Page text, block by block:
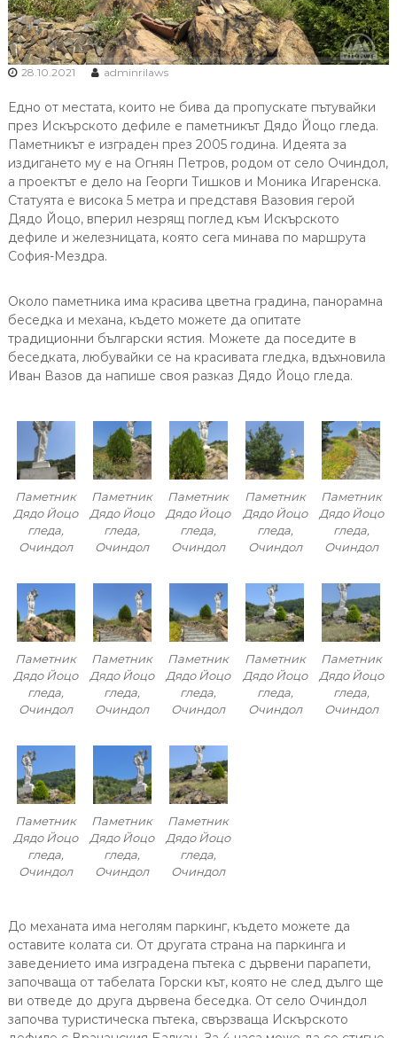
28.10.2021 adminrilaws
Едно от местата, които не бива да пропускате пътувайки
през Искърското дефиле е паметникът Дядо Йоцо гледа.
Паметникът е изграден през 2005 година. Идеята за
издигането му е на Огнян Петров, родом от село Очиндол,
а проектът е дело на Георги Тишков и Моника Игаренска.
Статуята е висока 5 метра и представя Вазовия герой
Дядо Йоцо, вперил незрящ поглед към Искърското
дефиле и железницата, която сега минава по маршрута
София-Мездра.
Около паметника има красива цветна градина, панорамна
беседка и механа, където можете да опитате
традиционни български ястия. Можете да поседите в
беседката, любувайки се на красивата гледка, вдъхновила
Иван Вазов да напише своя разказ Дядо Йоцо гледа.
Паметник
Дядо Йоцо
гледа,
Очиндол
Паметник
Дядо Йоцо
гледа,
Очиндол
Паметник
Дядо Йоцо
гледа,
Очиндол
Паметник
Дядо Йоцо
гледа,
Очиндол
Паметник
Дядо Йоцо
гледа,
Очиндол
Паметник
Дядо Йоцо
гледа,
Очиндол
Паметник
Дядо Йоцо
гледа,
Очиндол
Паметник
Дядо Йоцо
гледа,
Очиндол
Паметник
Дядо Йоцо
гледа,
Очиндол
Паметник
Дядо Йоцо
гледа,
Очиндол
Паметник
Дядо Йоцо
гледа,
Очиндол
Паметник
Дядо Йоцо
гледа,
Очиндол
Паметник
Дядо Йоцо
гледа,
Очиндол
До механата има неголям паркинг, където можете да
оставите колата си. От другата страна на паркинга и
заведението има изградена пътека с дървени парапети,
започваща от табелата Горски кът, която не след дълго ще
ви отведе до друга дървена беседка. От село Очиндол
започва туристическа пътека, свързваща Искърското